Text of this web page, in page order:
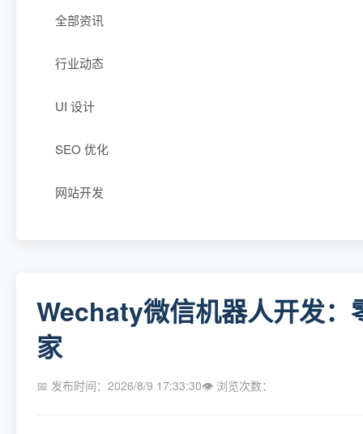
全部资讯
行业动态
UI 设计
SEO 优化
网站开发
Wechaty微信机器人开发：
家
📅 发布时间：2026/8/9 17:33:30👁 浏览次数：